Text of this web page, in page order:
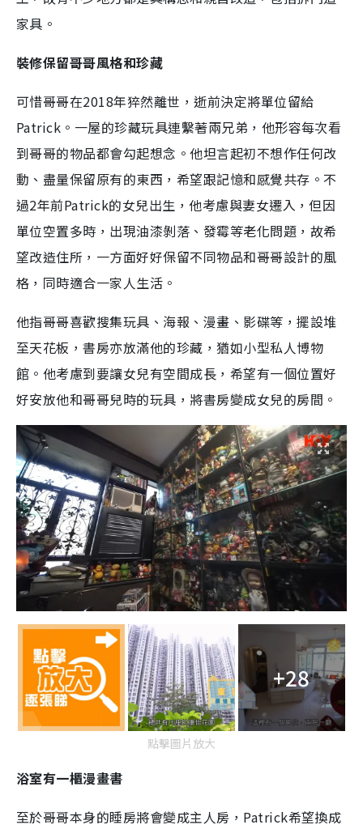
n
T
i
m
e
家具。
裝修保留哥哥風格和珍藏
可惜哥哥在2018年猝然離世，逝前決定將單位留給
Patrick。一屋的珍藏玩具連繫著兩兄弟，他形容每次看
到哥哥的物品都會勾起想念。他坦言起初不想作任何改
動、盡量保留原有的東西，希望跟記憶和感覺共存。不
過2年前Patrick的女兒出生，他考慮與妻女遷入，但因
單位空置多時，出現油漆剝落、發霉等老化問題，故希
望改造住所，一方面好好保留不同物品和哥哥設計的風
格，同時適合一家人生活。
他指哥哥喜歡搜集玩具、海報、漫畫、影碟等，擺設堆
至天花板，書房亦放滿他的珍藏，猶如小型私人博物
館。他考慮到要讓女兒有空間成長，希望有一個位置好
好安放他和哥哥兒時的玩具，將書房變成女兒的房間。
+28
點擊圖片放大
浴室有一櫃漫畫書
至於哥哥本身的睡房將會變成主人房，Patrick希望換成